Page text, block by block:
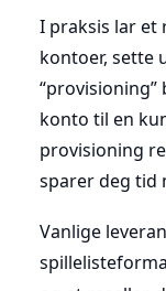
I praksis lar et
kontoer, sette
konto til en
provisioning
sparer deg tid
Vanlige